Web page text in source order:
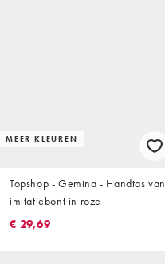
MEER KLEUREN
Topshop - Gemina - Handtas van
imitatiebont in roze
€ 29,69